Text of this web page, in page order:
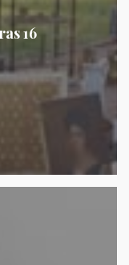
16